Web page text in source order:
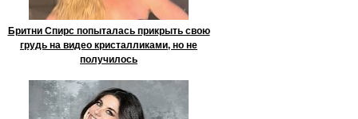
Бритни Спирс попыталась прикрыть свою
грудь на видео кристалликами, но не
получилось